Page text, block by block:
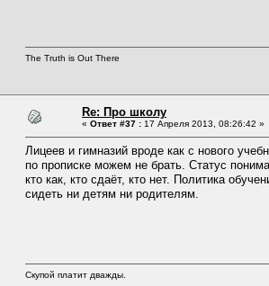
The Truth is Out There
Re: Про школу
« Ответ #37 : 17 Апреля 2013, 08:26:42 »
Лицеев и гимназий вроде как с нового
по прописке можем не брать. Статус
кто как, кто сдаёт, кто нет. Политика
сидеть ни детям ни родителям.
Скупой платит дважды.